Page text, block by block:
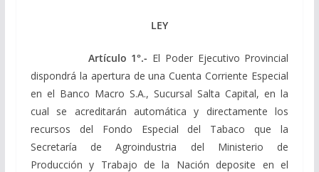
LEY
Artículo 1°.- El Poder Ejecutivo Provincial
dispondrá la apertura de una Cuenta Corriente Especial
en el Banco Macro S.A., Sucursal Salta Capital, en la
cual se acreditarán automática y directamente los
recursos del Fondo Especial del Tabaco que la
Secretaría de Agroindustria del Ministerio de
Producción y Trabajo de la Nación deposite en el